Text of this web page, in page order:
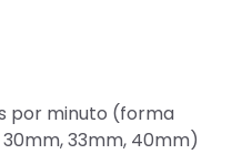
por minuto (forma
33mm, 40mm)